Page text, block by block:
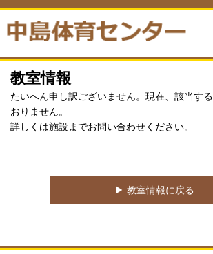
教室情報
たいへん申し訳ございません。現在、該当す
おりません。
詳しくは施設までお問い合わせください。
▶︎ 教室情報に戻る